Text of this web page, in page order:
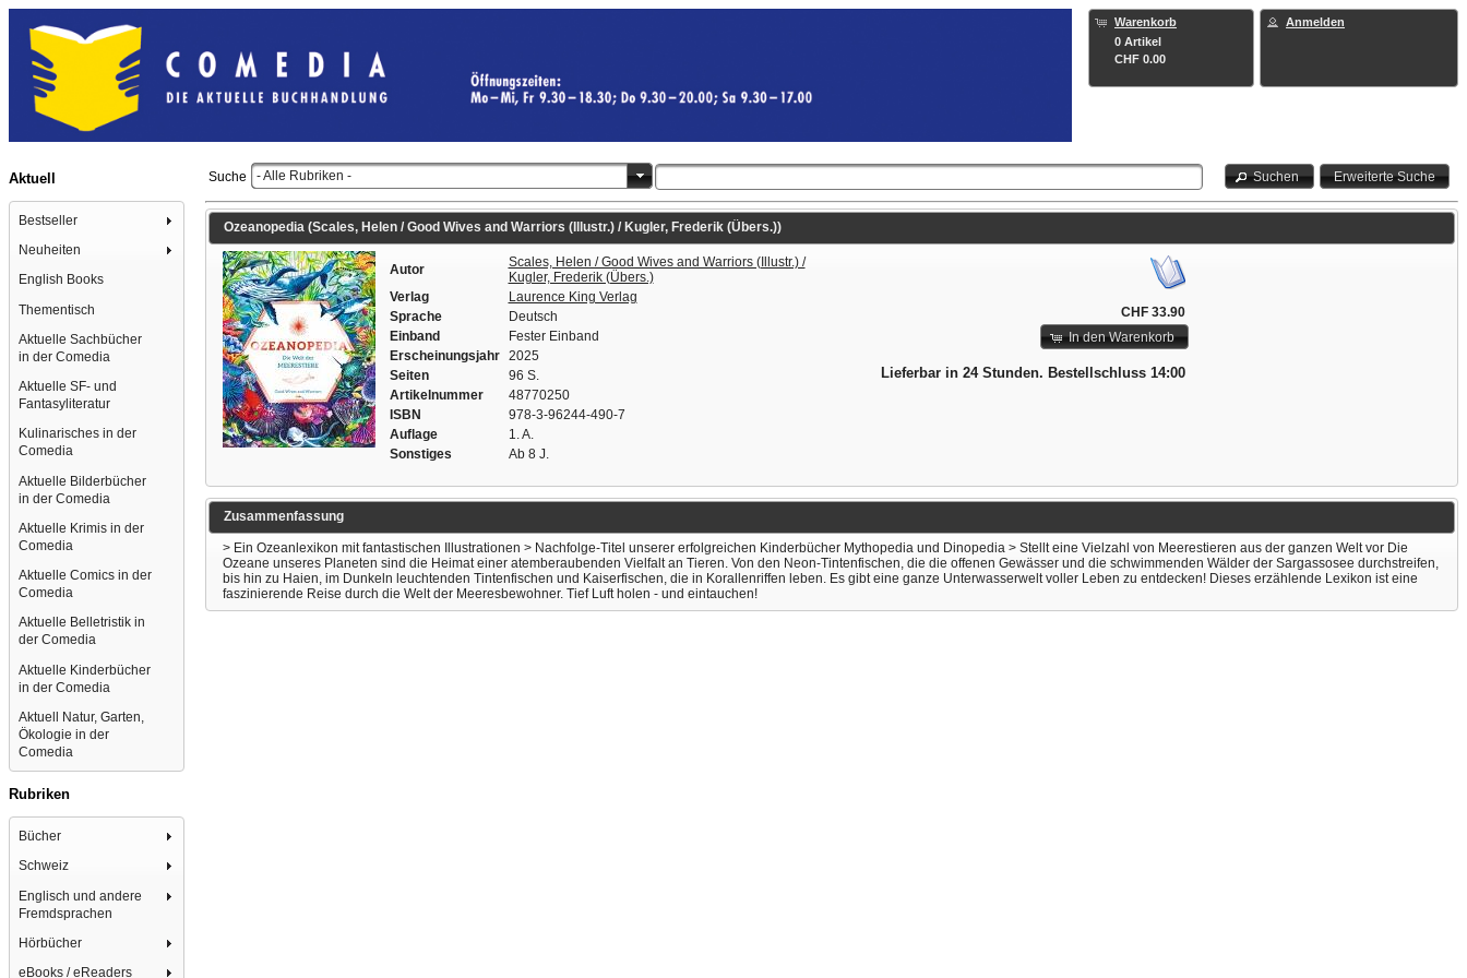
Warenkorb
0 Artikel
CHF 0.00
Anmelden
Aktuell
Bestseller
Neuheiten
English Books
Thementisch
Aktuelle Sachbücher
in der Comedia
Aktuelle SF- und
Fantasyliteratur
Kulinarisches in der
Comedia
Aktuelle Bilderbücher
in der Comedia
Aktuelle Krimis in der
Comedia
Aktuelle Comics in der
Comedia
Aktuelle Belletristik in
der Comedia
Aktuelle Kinderbücher
in der Comedia
Aktuell Natur, Garten,
Ökologie in der
Comedia
Rubriken
Bücher
Schweiz
Englisch und andere
Fremdsprachen
Hörbücher
eBooks / eReaders
Suche - Alle Rubriken - Suchen Erweiterte Suche
Ozeanopedia (Scales, Helen / Good Wives and Warriors (Illustr.) / Kugler, Frederik (Übers.))
Autor
Scales, Helen / Good Wives and Warriors (Illustr.) /
Kugler, Frederik (Übers.)
Verlag
Laurence King Verlag
Sprache
Deutsch
Einband
Fester Einband
Erscheinungsjahr
2025
Seiten
96 S.
Artikelnummer
48770250
ISBN
978-3-96244-490-7
Auflage
1. A.
Sonstiges
Ab 8 J.
CHF 33.90
In den Warenkorb
Lieferbar in 24 Stunden. Bestellschluss 14:00
Zusammenfassung
> Ein Ozeanlexikon mit fantastischen Illustrationen > Nachfolge-Titel unserer erfolgreichen Kinderbücher Mythopedia und Dinopedia > Stellt eine Vielzahl von Meerestieren aus der ganzen Welt vor Die
Ozeane unseres Planeten sind die Heimat einer atemberaubenden Vielfalt an Tieren. Von den Neon-Tintenfischen, die die offenen Gewässer und die schwimmenden Wälder der Sargassosee durchstreifen,
bis hin zu Haien, im Dunkeln leuchtenden Tintenfischen und Kaiserfischen, die in Korallenriffen leben. Es gibt eine ganze Unterwasserwelt voller Leben zu entdecken! Dieses erzählende Lexikon ist eine
faszinierende Reise durch die Welt der Meeresbewohner. Tief Luft holen - und eintauchen!